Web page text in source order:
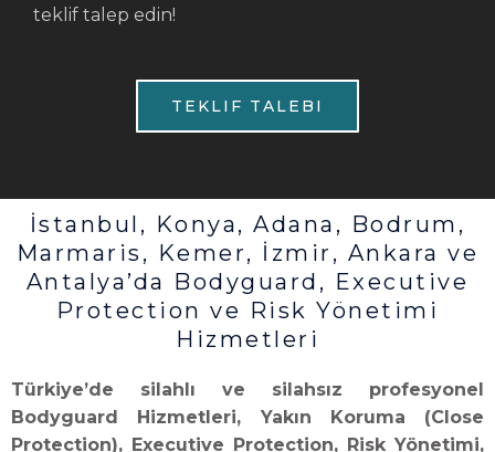
teklif talep edin!
TEKLIF TALEBI
İstanbul, Konya, Adana, Bodrum,
Marmaris, Kemer, İzmir, Ankara ve
Antalya’da Bodyguard, Executive
Protection ve Risk Yönetimi
Hizmetleri
Türkiye’de silahlı ve silahsız profesyonel
Bodyguard Hizmetleri, Yakın Koruma (Close
Protection), Executive Protection, Risk Yönetimi,